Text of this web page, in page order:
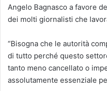
Angelo Bagnasco a favore
dei molti giornalisti che
“Bisogna che le autorità
di tutto perché questo
tanto meno cancellato o
assolutamente essenziale